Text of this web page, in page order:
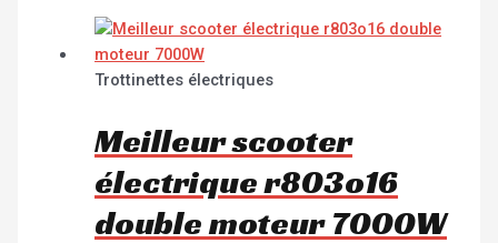
Trottinettes électriques
Meilleur scooter
électrique r803o16
double moteur 7000W